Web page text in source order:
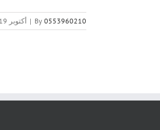
By 0553960210
| أكتوبر 23rd, 2019